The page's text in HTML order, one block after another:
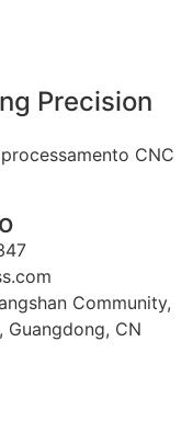
Precision
CNC
Community,
Guangdong, CN